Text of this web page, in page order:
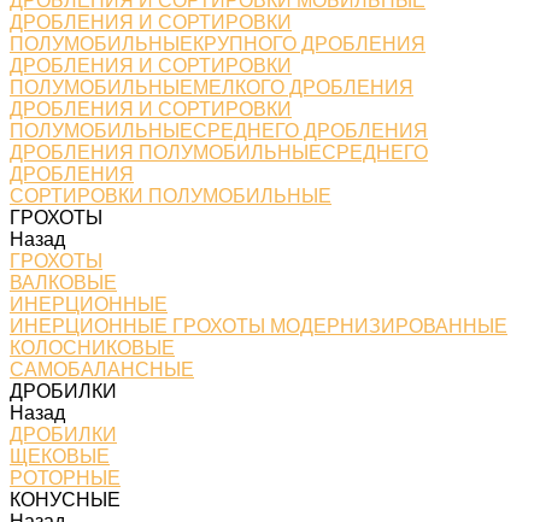
ДРОБЛЕНИЯ И СОРТИРОВКИ
ПОЛУМОБИЛЬНЫЕКРУПНОГО ДРОБЛЕНИЯ
ДРОБЛЕНИЯ И СОРТИРОВКИ
ПОЛУМОБИЛЬНЫЕМЕЛКОГО ДРОБЛЕНИЯ
ДРОБЛЕНИЯ И СОРТИРОВКИ
ПОЛУМОБИЛЬНЫЕСРЕДНЕГО ДРОБЛЕНИЯ
ДРОБЛЕНИЯ ПОЛУМОБИЛЬНЫЕСРЕДНЕГО
ДРОБЛЕНИЯ
СОРТИРОВКИ ПОЛУМОБИЛЬНЫЕ
ГРОХОТЫ
Назад
ГРОХОТЫ
ВАЛКОВЫЕ
ИНЕРЦИОННЫЕ
ИНЕРЦИОННЫЕ ГРОХОТЫ МОДЕРНИЗИРОВАННЫЕ
КОЛОСНИКОВЫЕ
САМОБАЛАНСНЫЕ
ДРОБИЛКИ
Назад
ДРОБИЛКИ
ЩЕКОВЫЕ
РОТОРНЫЕ
КОНУСНЫЕ